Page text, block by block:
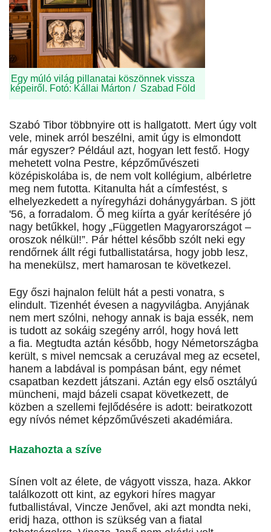
Egy múló világ pillanatai köszönnek vissza
képeiről. Fotó: Kállai Márton / Szabad Föld
Szabó Tibor többnyire ott is hallgatott. Mert úgy volt
vele, minek arról beszélni, amit úgy is elmondott
már egyszer? Például azt, hogyan lett festő. Hogy
mehetett volna Pestre, képzőművészeti
középiskolába is, de nem volt kollégium, albérletre
meg nem futotta. Kitanulta hát a címfestést, s
elhelyezkedett a nyíregyházi dohánygyárban. S jött
'56, a forradalom. Ő meg kiírta a gyár kerítésére jó
nagy betűkkel, hogy „Független Magyarországot –
oroszok nélkül!”. Pár héttel később szólt neki egy
rendőrnek állt régi futballistatársa, hogy jobb lesz,
ha menekülsz, mert hamarosan te következel.
Egy őszi hajnalon felült hát a pesti vonatra, s
elindult. Tizenhét évesen a nagyvilágba. Anyjának
nem mert szólni, nehogy annak is baja essék, nem
is tudott az sokáig szegény arról, hogy hová lett
a fia. Megtudta aztán később, hogy Németországba
került, s mivel nemcsak a ceruzával meg az ecsetel,
hanem a labdával is pompásan bánt, egy német
csapatban kezdett játszani. Aztán egy első osztályú
müncheni, majd bázeli csapat következett, de
közben a szellemi fejlődésére is adott: beiratkozott
egy nívós német képzőművészeti akadémiára.
Hazahozta a szíve
Sínen volt az élete, de vágyott vissza, haza. Akkor
találkozott ott kint, az egykori híres magyar
futballistával, Vincze Jenővel, aki azt mondta neki,
eridj haza, otthon is szükség van a fiatal